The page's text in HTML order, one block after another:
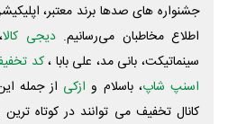
جشنواره های صدها برند معتبر،
اطلاع مخاطبان می‌رسانیم. دیجی کالا،
سینماتیکت، بانی مد، علی‌ بابا ،کد
اسنپ شاپ، باسلام و ازکی از جمله
کانال تخفیف می توانند در کوتاه